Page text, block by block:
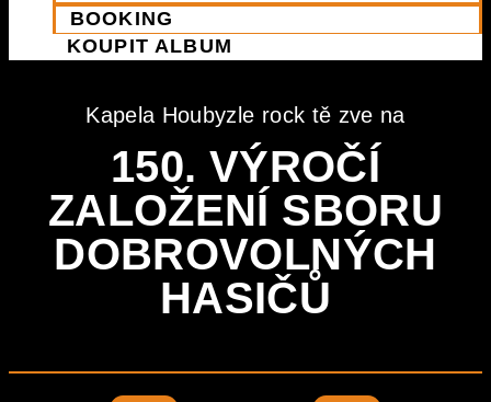
BOOKING
KOUPIT ALBUM
Kapela Houbyzle rock tě zve na
150. VÝROČÍ
ZALOŽENÍ SBORU
DOBROVOLNÝCH
HASIČŮ